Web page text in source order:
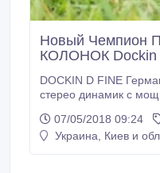
Новый Чемпион
КОЛОНОК Dockin
DOCKIN D FINE
стерео динамик с
характеристики, подробные средние и четкие
высокие частоты
07/05/2018 09:24
Украина, Киев и